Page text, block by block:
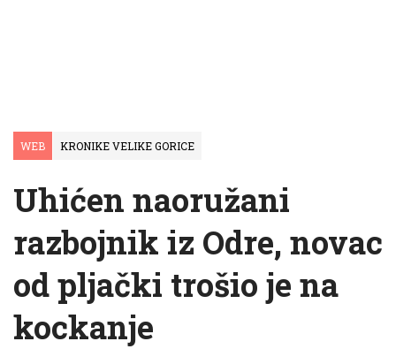
WEB KRONIKE VELIKE GORICE
Uhićen naoružani
razbojnik iz Odre, novac
od pljački trošio je na
kockanje